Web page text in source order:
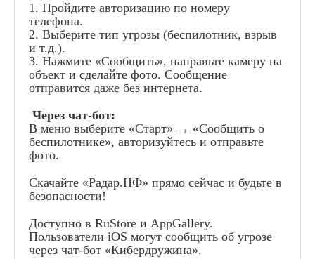
1. Пройдите авторизацию по номеру
телефона.
2. Выберите тип угрозы (беспилотник, взрыв
и т.д.).
3. Нажмите «Сообщить», направьте камеру на
объект и сделайте фото. Сообщение
отправится даже без интернета.
Через чат-бот:
В меню выберите «Старт» → «Сообщить о
беспилотнике», авторизуйтесь и отправьте
фото.
Скачайте «Радар.НФ» прямо сейчас и будьте в
безопасности!
Доступно в RuStore и AppGallery.
Пользователи iOS могут сообщить об угрозе
через чат-бот «Кибердружина».